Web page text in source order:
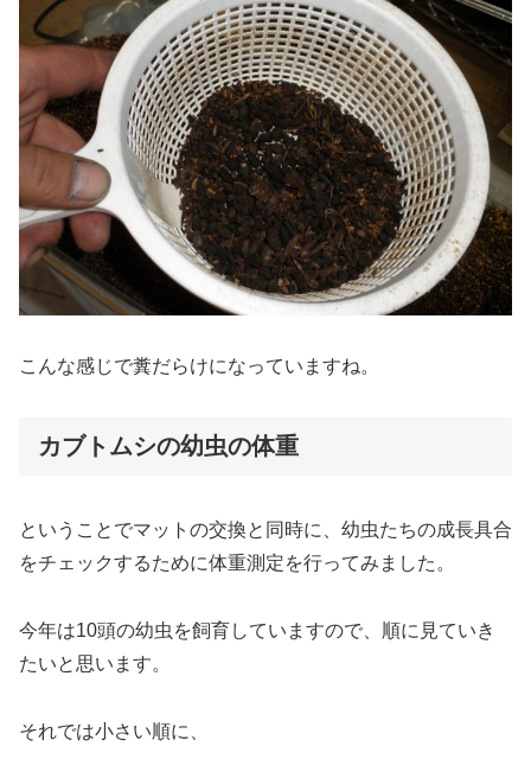
こんな感じで糞だらけになっていますね。
カブトムシの幼虫の体重
ということでマットの交換と同時に、幼虫たちの成長具合
をチェックするために体重測定を行ってみました。
今年は10頭の幼虫を飼育していますので、順に見ていき
たいと思います。
それでは小さい順に、